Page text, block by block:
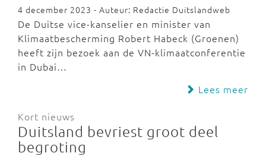
4 december 2023 - Auteur: Redactie Duitslandweb
De Duitse vice-kanselier en minister van
Klimaatbescherming Robert Habeck (Groenen)
heeft zijn bezoek aan de VN-klimaatconferentie
in Dubai…
Lees meer
Kort nieuws
Duitsland bevriest groot deel
begroting